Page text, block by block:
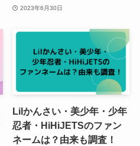
2023年6月30日
Lilかんさい・美少年・少年
忍者・HiHiJETSのファン
ネームは？由来も調査！